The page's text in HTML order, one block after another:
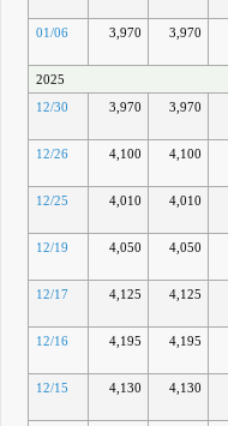
01/06 3,970 3,970
2025
12/30
3,970 3,970
12/26 4,100 4,100
12/25 4,010 4,010
12/19 4,050 4,050
12/17 4,125 4,125
12/16 4,195 4,195
12/15 4,130 4,130